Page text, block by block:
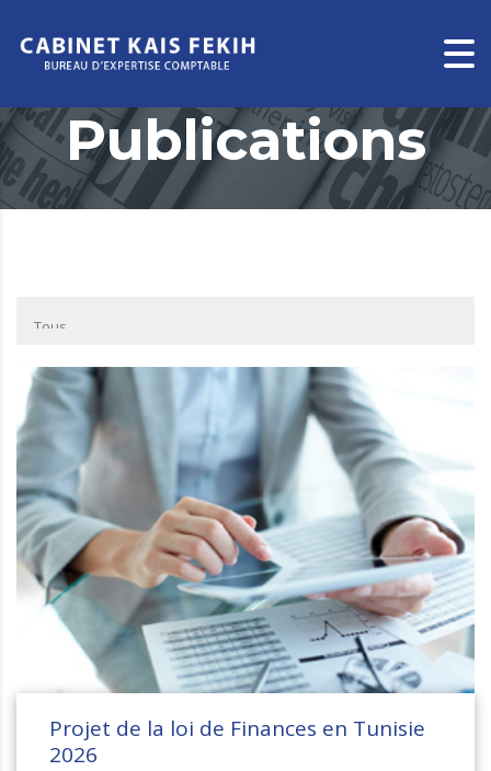
Publications
Projet de la loi de Finances en Tunisie
2026